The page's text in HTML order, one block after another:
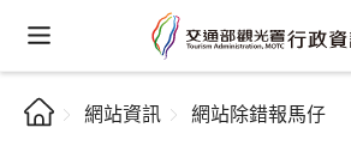
網站資訊 網站除錯報馬仔